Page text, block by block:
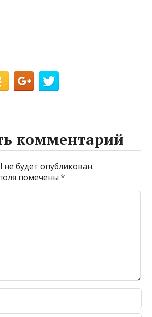
комментарий
не будет опубликован.
помечены*